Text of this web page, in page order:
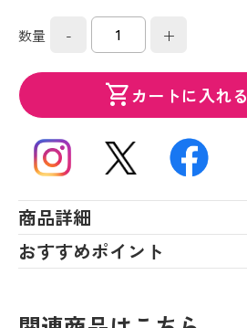
数量 - +
shopping_cartカートに入れる
商品詳細
おすすめポイント